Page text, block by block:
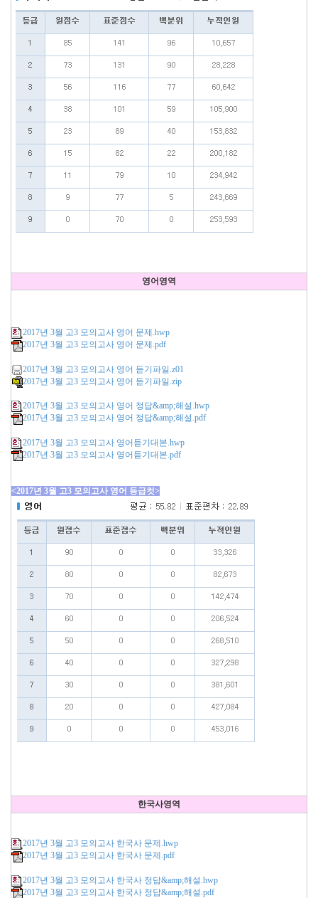
영어영역
2017년 3월 고3 모의고사 영어 문제.hwp
2017년 3월 고3 모의고사 영어 문제.pdf
2017년 3월 고3 모의고사 영어 듣기파일.z01
2017년 3월 고3 모의고사 영어 듣기파일.zip
2017년 3월 고3 모의고사 영어 정답&amp;해설.hwp
2017년 3월 고3 모의고사 영어 정답&amp;해설.pdf
2017년 3월 고3 모의고사 영어듣기대본.hwp
2017년 3월 고3 모의고사 영어듣기대본.pdf
<2017년 3월 고3 모의고사 영어 등급컷>
한국사영역
2017년 3월 고3 모의고사 한국사 문제.hwp
2017년 3월 고3 모의고사 한국사 문제.pdf
2017년 3월 고3 모의고사 한국사 정답&amp;해설.hwp
2017년 3월 고3 모의고사 한국사 정답&amp;해설.pdf